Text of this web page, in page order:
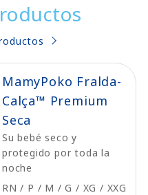
MamyPoko Fralda-
Calça™ Premium
Seca
Su bebé seco y
protegido por toda la
noche
RN / P / M / G / XG / XXG